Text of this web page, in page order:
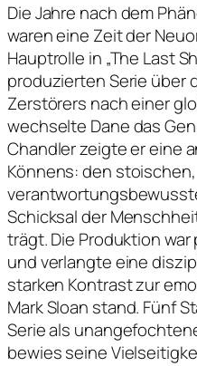
Die Jahre nach dem
waren eine Zeit der
Hauptrolle in „The Last
produzierten Serie über
Zerstörers nach einer
wechselte Dane das
Chandler zeigte er eine
Könnens: den stoischen,
Schicksal der
trägt. Die Produktion
und verlangte eine
starken Kontrast zur
Mark Sloan stand. Fünf
Serie als
bewies seine